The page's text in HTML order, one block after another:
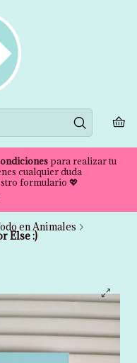
para realizar tu
cualquier duda
formulario 💖
en Animales
Else :)